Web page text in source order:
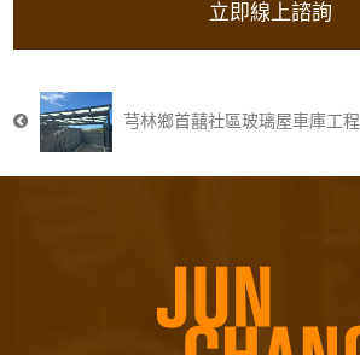
立即線上諮詢
芎林鄉首囍社區玻璃屋車庫工程